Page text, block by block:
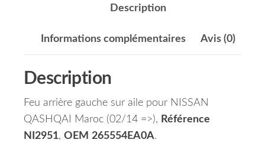
Description
Informations complémentaires Avis (0)
Description
Feu arrière gauche sur aile pour NISSAN
QASHQAI Maroc (02/14 =>), Référence
NI2951, OEM 265554EA0A.